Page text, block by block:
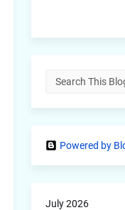
Powered by
July 2026